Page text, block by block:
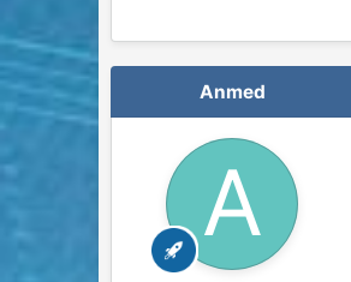
Anmed